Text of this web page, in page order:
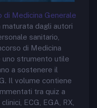
di Medicina Generale
maturata dagli autori
sanitario,
di Medicina
uno strumento utile
a sostenere il
Il volume contiene
tra quiz a
ECG, EGA, RX,